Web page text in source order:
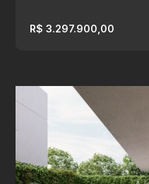
R$ 3.297.900,00